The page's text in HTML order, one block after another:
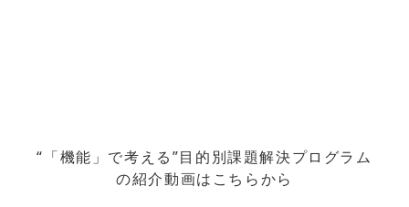
“「機能」で考える”目的別課題解決プログラム
の紹介動画はこちらから